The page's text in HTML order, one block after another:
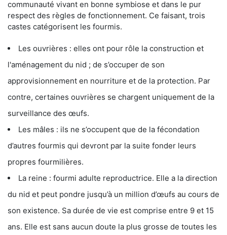
communauté vivant en bonne symbiose et dans le pur
respect des règles de fonctionnement. Ce faisant, trois
castes catégorisent les fourmis.
Les ouvrières : elles ont pour rôle la construction et
l'aménagement du nid ; de s’occuper de son
approvisionnement en nourriture et de la protection. Par
contre, certaines ouvrières se chargent uniquement de la
surveillance des œufs.
Les mâles : ils ne s’occupent que de la fécondation
d’autres fourmis qui devront par la suite fonder leurs
propres fourmilières.
La reine : fourmi adulte reproductrice. Elle a la direction
du nid et peut pondre jusqu’à un million d’œufs au cours de
son existence. Sa durée de vie est comprise entre 9 et 15
ans. Elle est sans aucun doute la plus grosse de toutes les